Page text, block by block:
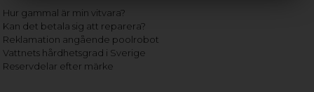
Hur gammal är min vitvara?
Kan det betala sig att reparera?
Reklamation angående poolrobot
Vattnets hårdhetsgrad i Sverige
Reservdelar efter märke